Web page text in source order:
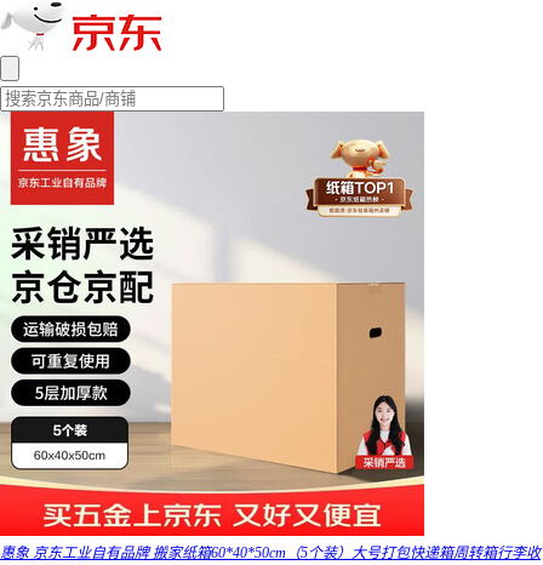
惠象 京东工业自有品牌 搬家纸箱60*40*50cm（5个装）大号打包快递箱周转箱行李收